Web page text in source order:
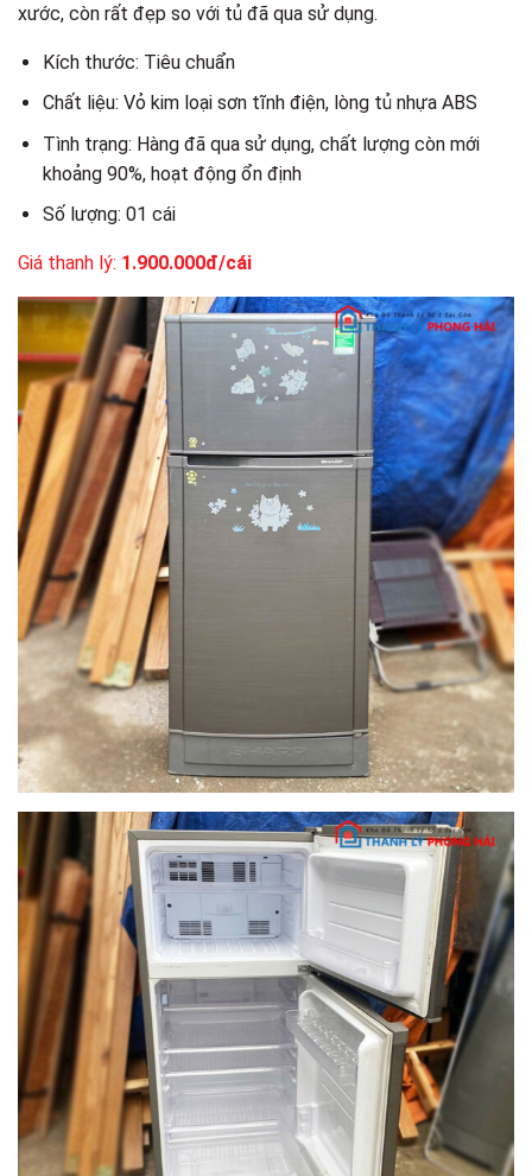
xước, còn rất đẹp so với tủ đã qua sử dụng.
Kích thước: Tiêu chuẩn
Chất liệu: Vỏ kim loại sơn tĩnh điện, lòng tủ nhựa ABS
Tình trạng: Hàng đã qua sử dụng, chất lượng còn mới
khoảng 90%, hoạt động ổn định
Số lượng: 01 cái
Giá thanh lý: 1.900.000đ/cái